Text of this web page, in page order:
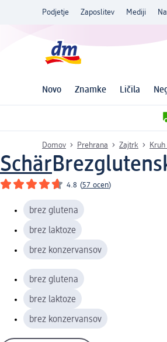
Podjetje Zaposlitev Mediji
Novo Znamke Ličila
Domov Prehrana Zajtrk
Schär
4.8 (57 ocen)
brez glutena
brez laktoze
brez konzervansov
brez glutena
brez laktoze
brez konzervansov